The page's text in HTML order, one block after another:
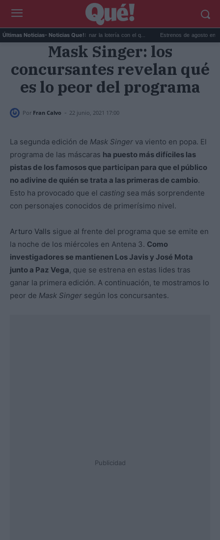
Últimas Noticias- Noticias Que!:
El truco matemático para ganar la lotería con el q... Estrenos de agosto en
Mask Singer: los
concursantes revelan qué
es lo peor del programa
Por Fran Calvo - 22 junio, 2021 17:00
La segunda edición de Mask Singer va viento en popa. El
programa de las máscaras ha puesto más difíciles las
pistas de los famosos que participan para que el público
no adivine de quién se trata a las primeras de cambio.
Esto ha provocado que el casting sea más sorprendente
con personajes conocidos de primerísimo nivel.
Arturo Valls sigue al frente del programa que se emite en
la noche de los miércoles en Antena 3. Como
investigadores se mantienen Los Javis y José Mota
junto a Paz Vega, que se estrena en estas lides tras
ganar la primera edición. A continuación, te mostramos lo
peor de Mask Singer según los concursantes.
Publicidad